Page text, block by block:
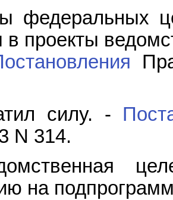
федеральных
в проекты
силу. -
N 314.
на